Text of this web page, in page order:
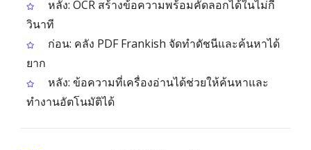
หลัง: OCR สร้างข้อความพร้อมคัดลอกได้ในไม่กี่
วินาที
ก่อน: คลัง PDF Frankish จัดทำดัชนีและค้นหาได้
ยาก
หลัง: ข้อความที่เครื่องอ่านได้ช่วยให้ค้นหาและ
ทำงานอัตโนมัติได้